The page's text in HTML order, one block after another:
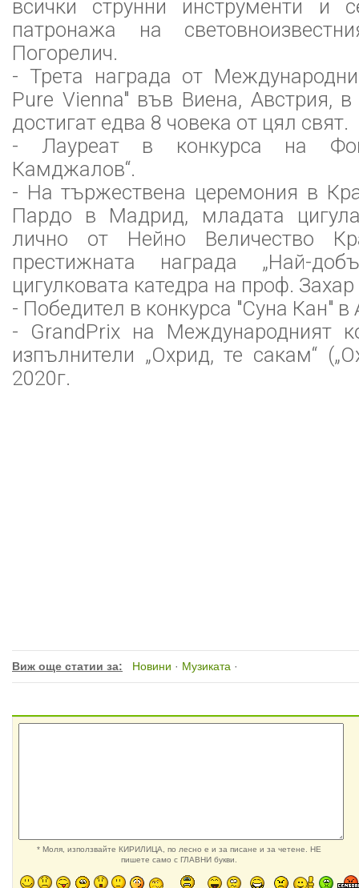
всички струнни инструменти и
патронажа на
Погорелич.
- Трета награда от
Pure Vienna" във Виена, Австрия,
достигат едва 8 човека от цял свят.
- Лауреат в конкурса на
Камджалов“.
- На тържествена церемония в
Пардо в Мадрид, младата
лично от Нейно Величество
престижната награда „Най-
цигулковата катедра на проф.
- Победител в конкурса "Суна Кан" в
- GrandPrix на Международният
изпълнители „Охрид, те сакам“
2020г.
Виж още статии за: Новини · Музиката ·
* Моля, използвайте КИРИЛИЦА, по лесно е и за писане и за четене. НЕ
пишете само с ГЛАВНИ букви.